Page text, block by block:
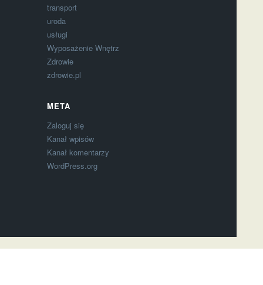
transport
uroda
usługi
Wyposażenie Wnętrz
Zdrowie
zdrowie.pl
META
Zaloguj się
Kanał wpisów
Kanał komentarzy
WordPress.org